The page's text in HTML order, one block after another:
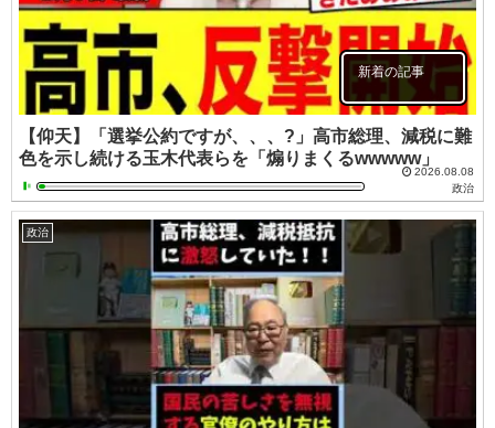
新着の記事
【仰天】「選挙公約ですが、、、?」高市総理、減税に難
色を示し続ける玉木代表らを「煽りまくるwwwww」
2026.08.08
政治
政治